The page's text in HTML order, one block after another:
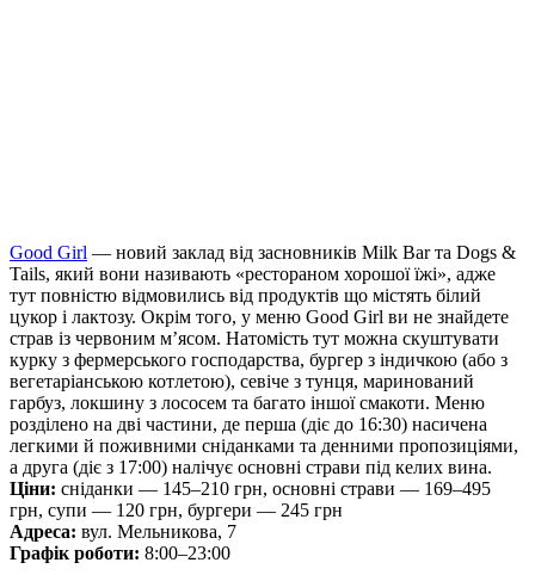
Good Girl — новий заклад від засновників Milk Bar та Dogs &
Tails, який вони називають «рестораном хорошої їжі», адже
тут повністю відмовились від продуктів що містять білий
цукор і лактозу. Окрім того, у меню Good Girl ви не знайдете
страв із червоним м’ясом. Натомість тут можна скуштувати
курку з фермерського господарства, бургер з індичкою (або з
вегетаріанською котлетою), севіче з тунця, маринований
гарбуз, локшину з лососем та багато іншої смакоти. Меню
розділено на дві частини, де перша (діє до 16:30) насичена
легкими й поживними сніданками та денними пропозиціями,
а друга (діє з 17:00) налічує основні страви під келих вина.
Ціни: сніданки — 145–210 грн, основні страви — 169–495
грн, супи — 120 грн, бургери — 245 грн
Адреса: вул. Мельникова, 7
Графік роботи: 8:00–23:00